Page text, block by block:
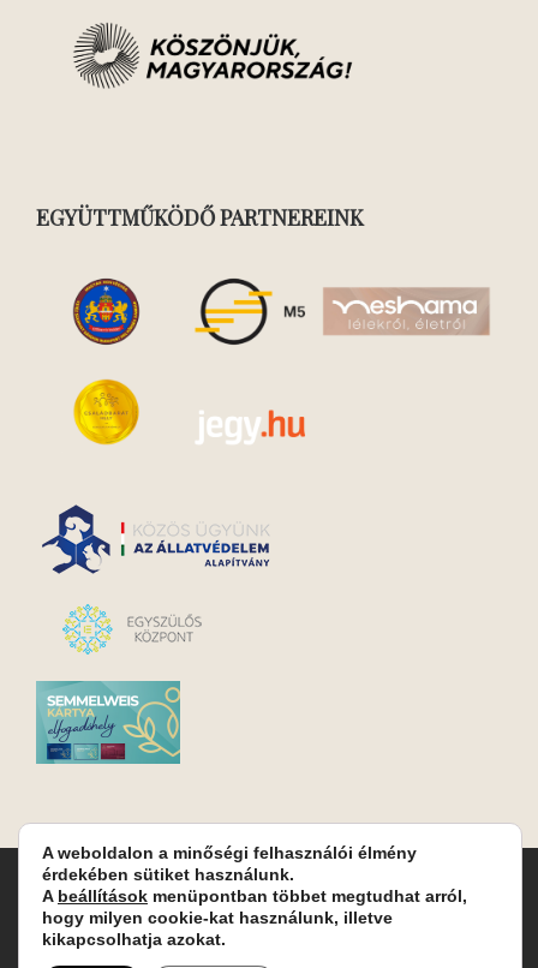
EGYÜTTMŰKÖDŐ PARTNEREINK
Turay Ida Színház Közhasznú Nonprofit Kft. | Működési
helyszín: Turay Ida Színház 1089 Budapest, Kálvária tér 6. |
Levelezési cím: 1089 Budapest, Kálvária tér 14. | Titkárság:
A weboldalon a minőségi felhasználói élmény
érdekében sütiket használunk.
A beállítások menüpontban többet megtudhat arról,
hogy milyen cookie-kat használunk, illetve
kikapcsolhatja azokat.